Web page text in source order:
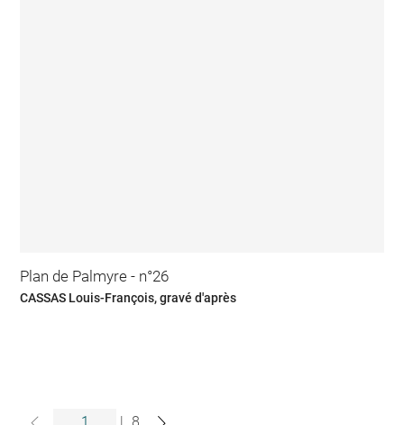
Plan de Palmyre - n°26
CASSAS Louis-François, gravé d'après